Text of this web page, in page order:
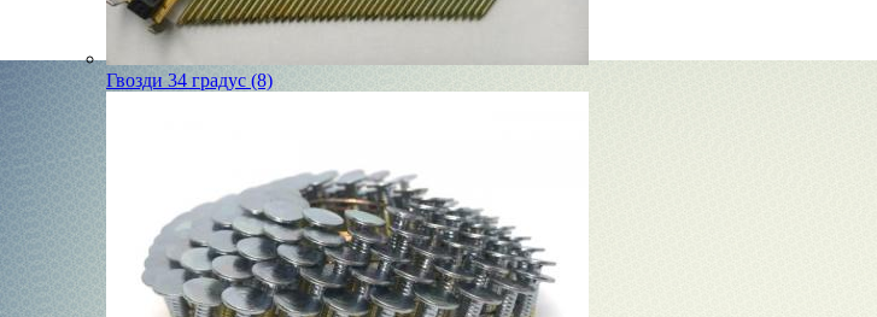
Гвозди 34 градус (8)